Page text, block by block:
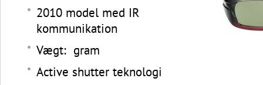
2010 model med IR
kommunikation
Vægt: gram
Active shutter teknologi